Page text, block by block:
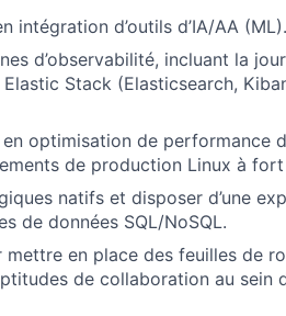
intégration d’outils d’IA/AA (ML).
d’observabilité, incluant la
Stack (Elasticsearch,
optimisation de performance
de production Linux à
natifs et disposer d’une
de données SQL/NoSQL.
en place des feuilles de
de collaboration au sein